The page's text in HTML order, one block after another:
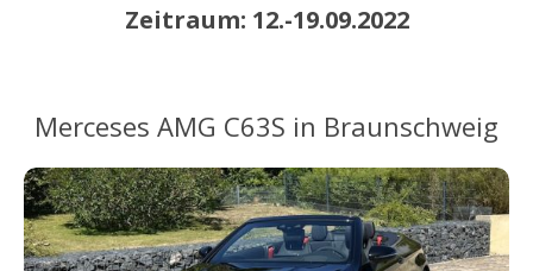
Zeitraum: 12.-19.09.2022
Merceses AMG C63S in Braunschweig